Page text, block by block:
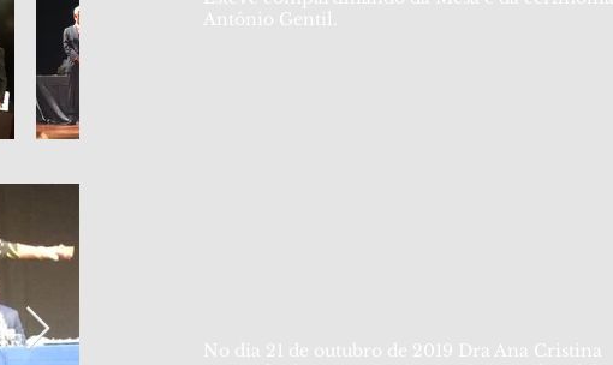
Antônio Gentil.
No dia 21 de outubro de 2019 Dra Ana Cristina